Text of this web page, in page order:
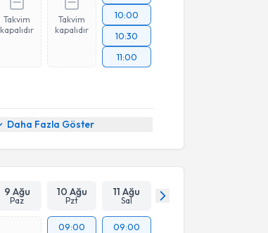
Takvim
kapalıdır
Takvim
kapalıdır
10:00
10:30
11:00
Daha Fazla Göster
9 Ağu
Paz
10 Ağu
Pzt
11 Ağu
Sal
09:00
09:00